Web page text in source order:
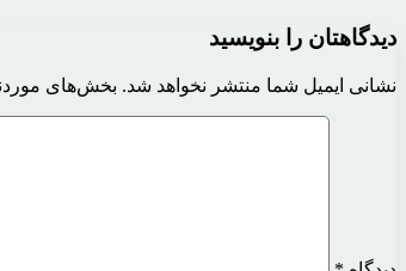
دیدگاهتان را بنویسید
نشانی ایمیل شما منتشر نخواهد شد. بخش‌های